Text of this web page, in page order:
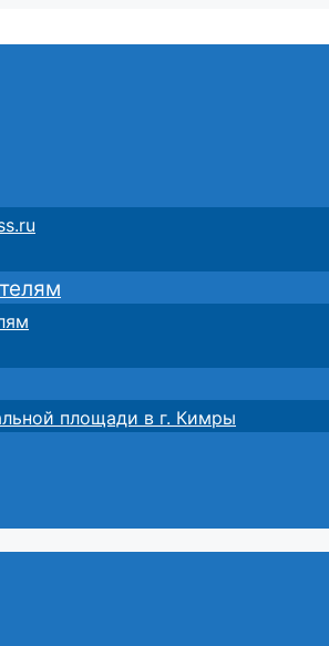
площади в г. Кимры